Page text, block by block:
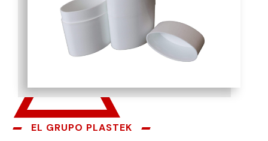
EL GRUPO PLASTEK